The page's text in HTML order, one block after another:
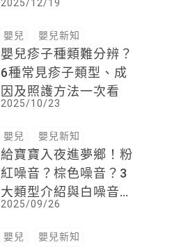
福！
2025/12/19
嬰兒 嬰兒新知
嬰兒疹子種類難分辨？
6種常見疹子類型、成
因及照護方法一次看
2025/10/23
嬰兒 嬰兒新知
給寶寶入夜進夢鄉！粉
紅噪音？棕色噪音？3
大類型介紹與白噪音頻
道推薦
2025/09/26
嬰兒 嬰兒新知